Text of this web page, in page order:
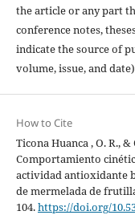
the article or any part
conference notes,
indicate the source of
volume, issue, and
How to Cite
Ticona Huanca , O. R.,
Comportamiento
actividad antioxidante
de mermelada de
104.https://doi.org/